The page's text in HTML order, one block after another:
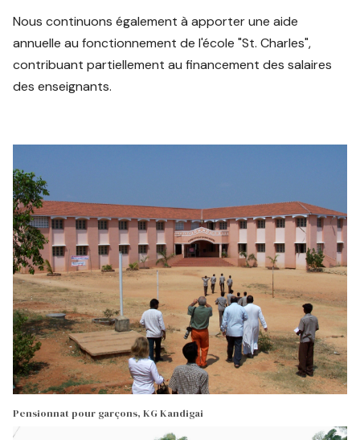
Nous continuons également à apporter une aide
annuelle au fonctionnement de l'école "St. Charles",
contribuant partiellement au financement des salaires
des enseignants.
Pensionnat pour garçons, KG Kandigai